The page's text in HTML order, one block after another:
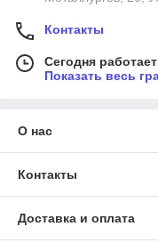
Контакты
Сегодня
Показать весь
О нас
Контакты
Доставка и оплата